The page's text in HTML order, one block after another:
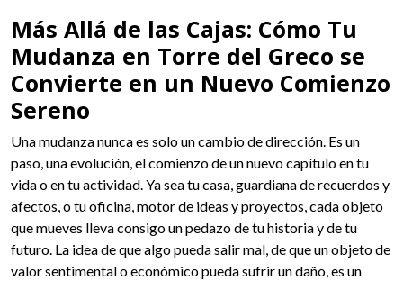
Más Allá de las Cajas: Cómo Tu
Mudanza en Torre del Greco se
Convierte en un Nuevo Comienzo
Sereno
Una mudanza nunca es solo un cambio de dirección. Es un
paso, una evolución, el comienzo de un nuevo capítulo en tu
vida o en tu actividad. Ya sea tu casa, guardiana de recuerdos y
afectos, o tu oficina, motor de ideas y proyectos, cada objeto
que mueves lleva consigo un pedazo de tu historia y de tu
futuro. La idea de que algo pueda salir mal, de que un objeto de
valor sentimental o económico pueda sufrir un daño, es un